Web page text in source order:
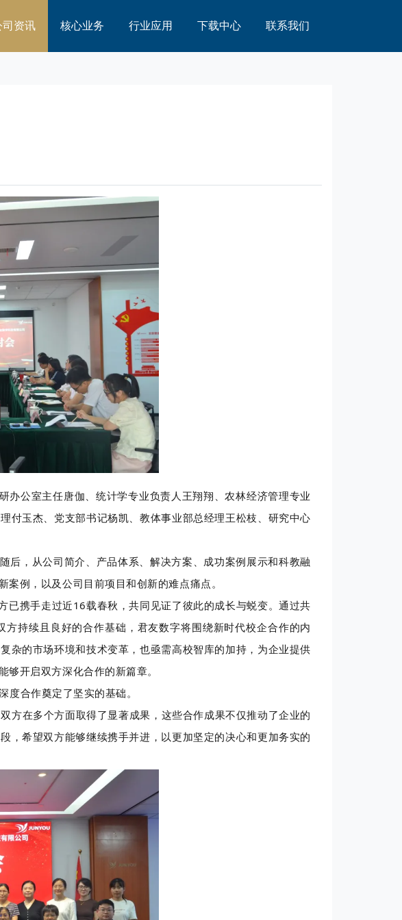
司资讯 核心业务 行业应用 下载中心 联系我们
公室主任唐伽、统计学专业负责人王翔翔、农林经济管理专业
付玉杰、党支部书记杨凯、教体事业部总经理王松枝、研究中心
，从公司简介、产品体系、解决方案、成功案例展示和科教融
例，以及公司目前项目和创新的难点痛点。
携手走过近16载春秋，共同见证了彼此的成长与蜕变。通过共
持续且良好的合作基础，君友数字将围绕新时代校企合作的内
杂的市场环境和技术变革，也亟需高校智库的加持，为企业提供
开启双方深化合作的新篇章。
合作奠定了坚实的基础。
在多个方面取得了显著成果，这些合作成果不仅推动了企业的
，希望双方能够继续携手并进，以更加坚定的决心和更加务实的